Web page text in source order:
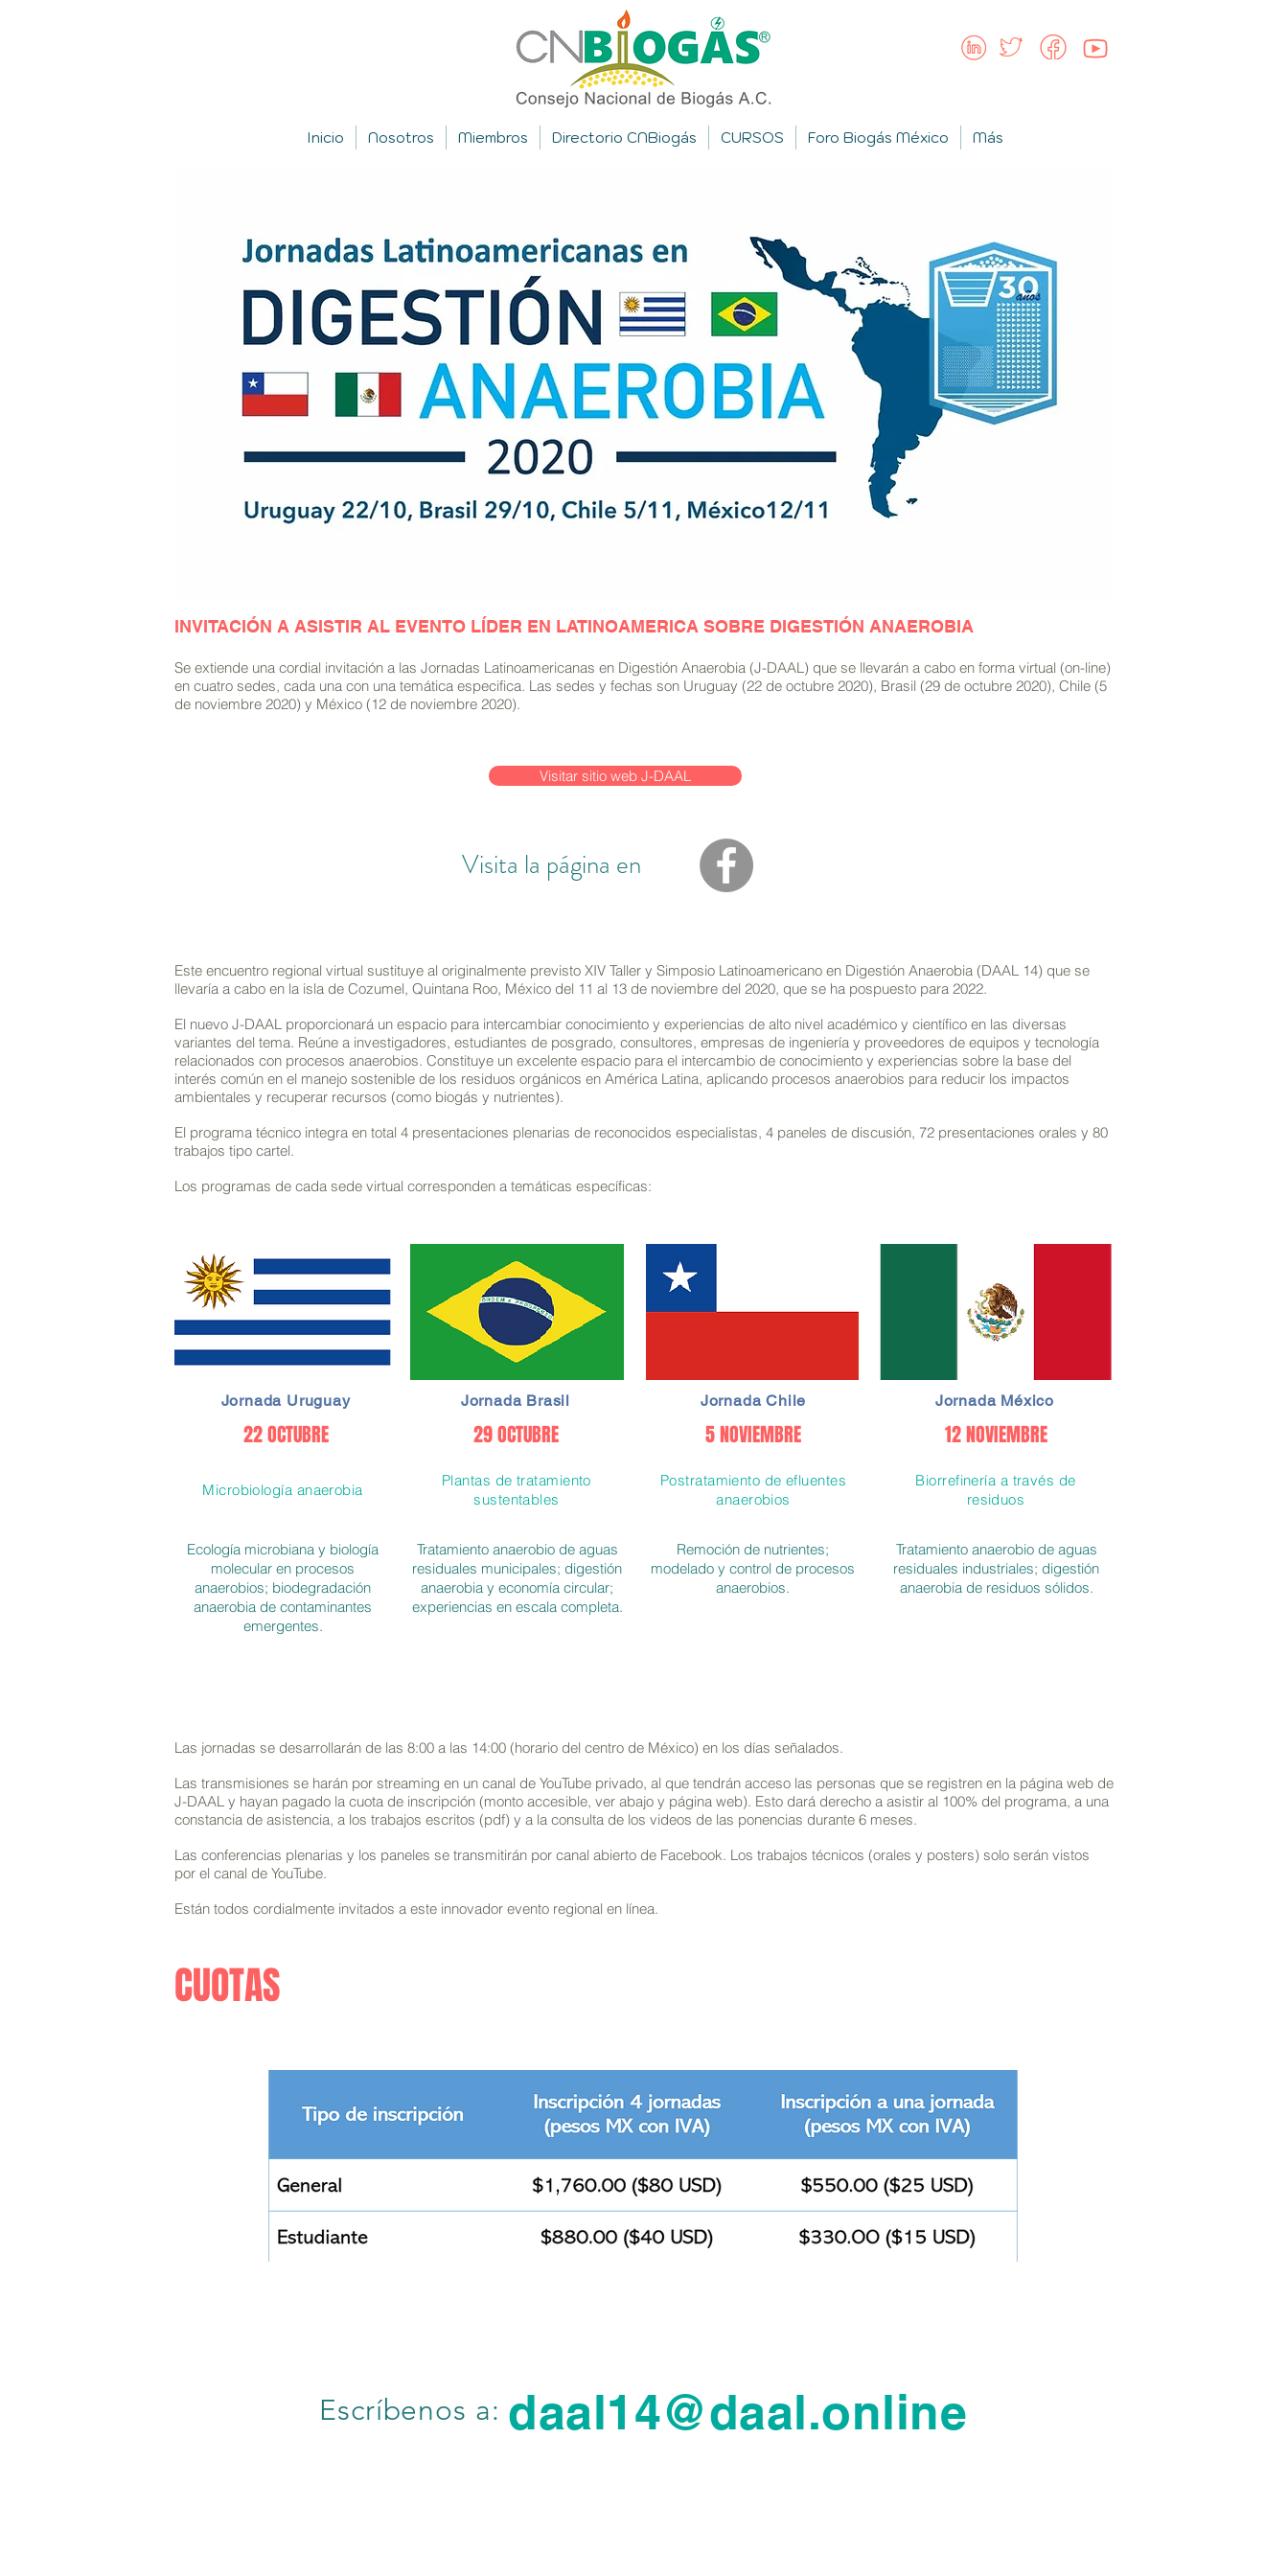
Inicio Nosotros Miembros Directorio CNBiogás CURSOS Foro Biogás México Más
INVITACIÓN A ASISTIR AL EVENTO LÍDER EN LATINOAMERICA SOBRE DIGESTIÓN ANAEROBIA
Se extiende una cordial invitación a las Jornadas Latinoamericanas en Digestión Anaerobia (J-DAAL) que se llevarán a cabo en forma virtual (on-line)
en cuatro sedes, cada una con una temática especifica. Las sedes y fechas son Uruguay (22 de octubre 2020), Brasil (29 de octubre 2020), Chile (5
de noviembre 2020) y México (12 de noviembre 2020).
Este encuentro regional virtual sustituye al originalmente previsto XIV Taller y Simposio Latinoamericano en Digestión Anaerobia (DAAL 14) que se
llevaría a cabo en la isla de Cozumel, Quintana Roo, México del 11 al 13 de noviembre del 2020, que se ha pospuesto para 2022.
El nuevo J-DAAL proporcionará un espacio para intercambiar conocimiento y experiencias de alto nivel académico y científico en las diversas
variantes del tema. Reúne a investigadores, estudiantes de posgrado, consultores, empresas de ingeniería y proveedores de equipos y tecnología
relacionados con procesos anaerobios. Constituye un excelente espacio para el intercambio de conocimiento y experiencias sobre la base del
interés común en el manejo sostenible de los residuos orgánicos en América Latina, aplicando procesos anaerobios para reducir los impactos
ambientales y recuperar recursos (como biogás y nutrientes).
El programa técnico integra en total 4 presentaciones plenarias de reconocidos especialistas, 4 paneles de discusión, 72 presentaciones orales y 80
trabajos tipo cartel.
Los programas de cada sede virtual corresponden a temáticas específicas:
Las jornadas se desarrollarán de las 8:00 a las 14:00 (horario del centro de México) en los días señalados.
Las transmisiones se harán por streaming en un canal de YouTube privado, al que tendrán acceso las personas que se registren en la página web de
J-DAAL y hayan pagado la cuota de inscripción (monto accesible, ver abajo y página web). Esto dará derecho a asistir al 100% del programa, a una
constancia de asistencia, a los trabajos escritos (pdf) y a la consulta de los videos de las ponencias durante 6 meses.
Las conferencias plenarias y los paneles se transmitirán por canal abierto de Facebook. Los trabajos técnicos (orales y posters) solo serán vistos
por el canal de YouTube.
Están todos cordialmente invitados a este innovador evento regional en línea.
Visitar sitio web J-DAAL
Visita la página en
Jornada Uruguay Jornada Brasil Jornada Chile Jornada México
22 OCTUBRE 29 OCTUBRE 5 NOVIEMBRE 12 NOVIEMBRE
Microbiología anaerobia
Plantas de tratamiento
sustentables
Postratamiento de efluentes
anaerobios
Biorrefinería a través de
residuos
Ecología microbiana y biología
molecular en procesos
anaerobios; biodegradación
anaerobia de contaminantes
emergentes.
Tratamiento anaerobio de aguas
residuales municipales; digestión
anaerobia y economía circular;
experiencias en escala completa.
Remoción de nutrientes;
modelado y control de procesos
anaerobios.
Tratamiento anaerobio de aguas
residuales industriales; digestión
anaerobia de residuos sólidos.
CUOTAS
Escríbenos a: daal14@daal.online